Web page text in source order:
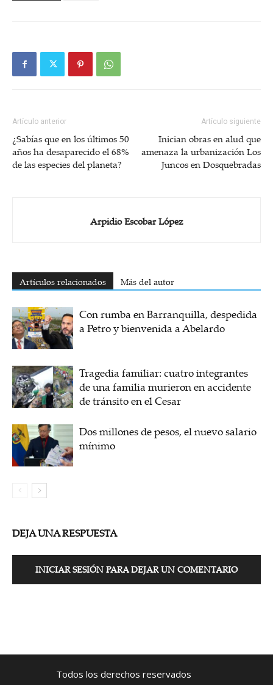
Artículo anterior
¿Sabías que en los últimos 50
años ha desaparecido el 68%
de las especies del planeta?
Artículo siguiente
Inician obras en alud que
amenaza la urbanización Los
Juncos en Dosquebradas
Arpidio Escobar López
Artículos relacionados Más del autor
Con rumba en Barranquilla, despedida
a Petro y bienvenida a Abelardo
Tragedia familiar: cuatro integrantes
de una familia murieron en accidente
de tránsito en el Cesar
Dos millones de pesos, el nuevo salario
mínimo
DEJA UNA RESPUESTA
INICIAR SESIÓN PARA DEJAR UN COMENTARIO
Todos los derechos reservados